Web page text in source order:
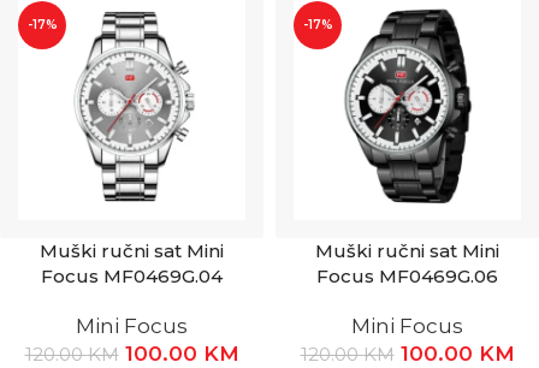
-17%
Muški ručni sat Mini
Focus MF0469G.04
Mini Focus
120.00KM 100.00 KM
-17%
Muški ručni sat Mini
Focus MF0469G.06
Mini Focus
120.00KM 100.00 KM